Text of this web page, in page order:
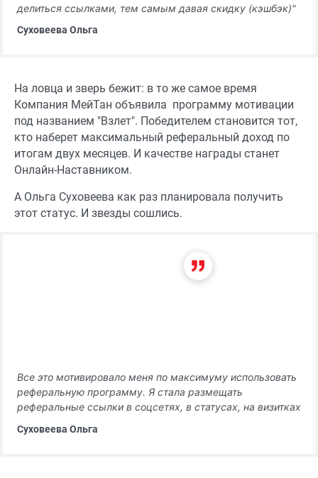
делиться ссылками, тем самым давая скидку (кэшбэк)"
Суховеева Ольга
На ловца и зверь бежит: в то же самое время
Компания МейТан объявила программу мотивации
под названием "Взлет". Победителем становится тот,
кто наберет максимальный реферальный доход по
итогам двух месяцев. И качестве награды станет
Онлайн-Наставником.
А Ольга Суховеева как раз планировала получить
этот статус. И звезды сошлись.
Все это мотивировало меня по максимуму использовать
реферальную программу. Я стала размещать
реферальные ссылки в соцсетях, в статусах, на визитках
Суховеева Ольга